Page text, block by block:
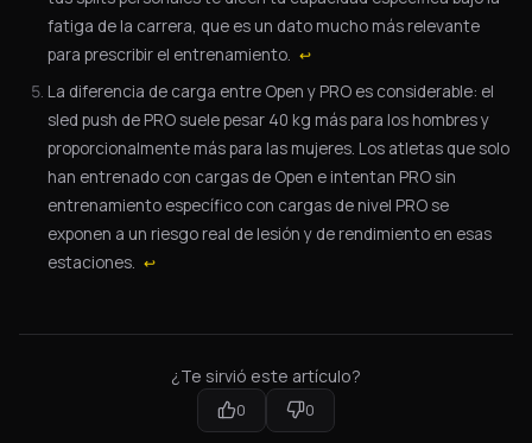
fatiga de la carrera, que es un dato mucho más relevante
para prescribir el entrenamiento. ↩
La diferencia de carga entre Open y PRO es considerable: el
sled push de PRO suele pesar 40 kg más para los hombres y
proporcionalmente más para las mujeres. Los atletas que solo
han entrenado con cargas de Open e intentan PRO sin
entrenamiento específico con cargas de nivel PRO se
exponen a un riesgo real de lesión y de rendimiento en esas
estaciones.
↩
¿Te sirvió este artículo?
0 0